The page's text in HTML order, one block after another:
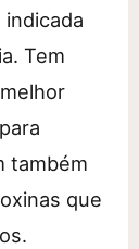
Tem
também
que